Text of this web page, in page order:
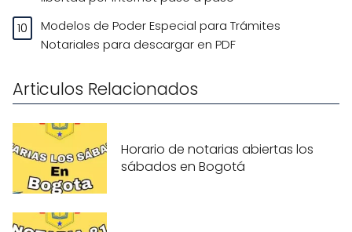
Modelos de Poder Especial para Trámites
Notariales para descargar en PDF
Articulos Relacionados
Horario de notarias abiertas los
sábados en Bogotá